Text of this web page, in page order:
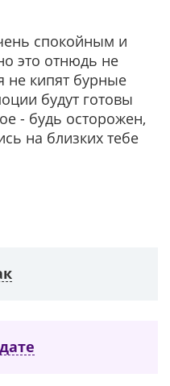
спокойным и
это отнюдь не
не кипят бурные
будут готовы
- будь осторожен,
на близких тебе